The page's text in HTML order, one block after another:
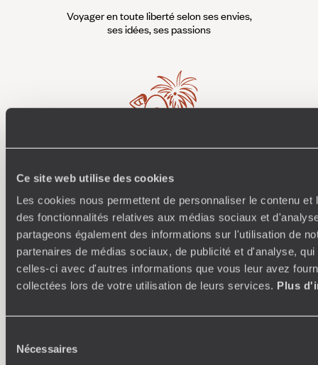
Ce site web utilise des cookies
Les cookies nous permettent de personnaliser le contenu et
des fonctionnalités relatives aux médias sociaux et
partageons également des informations sur l'utilisation de
partenaires de médias sociaux, de publicité et d'analyse,
celles-ci avec d'autres informations que vous leur avez
collectées lors de votre utilisation de leurs services. Plus
Nécessaires
Voyager en toute liberté selon ses envies,
ses idées, ses passions
Où je veux
250 conseillers spécialisés par pays et par régions :
Amoureux du beau jamais à court d’idées, ils vous
inspirent et créent un voyage ultra-personnalisé :
étapes, hébergements, ateliers, rencontres…